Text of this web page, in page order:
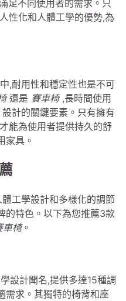
足不同使用者的需求。只
性化和人體工學的優勢,為
,耐用性和穩定性也是不可
還是 賽車椅,長時間使用
設計的關鍵要素。只有擁有
能為使用者提供持久的舒
家具。
工學設計和多樣化的調節
的特色。以下為您推薦3款
車椅。
設計聞名,提供多達15種調
需求。其獨特的椅背和座